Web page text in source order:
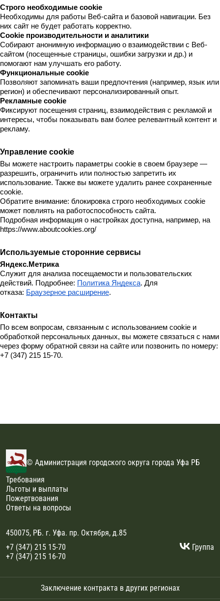
Строго необходимые cookie
Необходимы для работы Веб-сайта и базовой навигации. Без
них сайт не будет работать корректно.
Cookie производительности и аналитики
Собирают анонимную информацию о взаимодействии с Веб-
сайтом (посещенные страницы, ошибки загрузки и др.) и
помогают нам улучшать его работу.
Функциональные cookie
Позволяют запоминать ваши предпочтения (например, язык или
регион) и обеспечивают персонализированный опыт.
Рекламные cookie
Фиксируют посещения страниц, взаимодействия с рекламой и
интересы, чтобы показывать вам более релевантный контент и
рекламу.
Управление cookie
Вы можете настроить параметры cookie в своем браузере —
разрешить, ограничить или полностью запретить их
использование. Также вы можете удалить ранее сохраненные
cookie.
Обратите внимание: блокировка строго необходимых cookie
может повлиять на работоспособность сайта.
https://www.aboutcookies.org/
Используемые сторонние сервисы
Яндекс.Метрика
Служит для анализа посещаемости и пользовательских
действий. Подробнее: Политика Яндекса. Для
отказа: Браузерное расширение.
Контакты
По всем вопросам, связанным с использованием cookie и
обработкой персональных данных, вы можете связаться с нами
через форму обратной связи на сайте или позвонить по номеру:
+7 (347) 215 15-70.
© Администрация городского округа города Уфа РБ
Требования
Льготы и выплаты
Пожертвования
Ответы на вопросы
450075, РБ. г. Уфа. пр. Октября, д.85
Группа
+7 (347) 215 15-70
+7 (347) 215 16-70
Заключение контракта в других регионах